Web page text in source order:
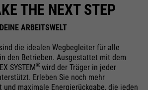
THE NEXT STEP
ARBEITSWELT
die idealen Wegbegleiter für alle
den Betrieben. Ausgestattet mit dem
SYSTEM® wird der Träger in jeder
Erleben Sie noch mehr
und maximale Energierückgabe, die jeden